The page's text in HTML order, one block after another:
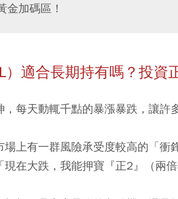
金加碼區！
適合長期持有嗎？投資
每天動輒千點的暴漲暴跌，讓許
上有一群風險承受度較高的「衝
「現在大跌，我能押寶『正2』（兩